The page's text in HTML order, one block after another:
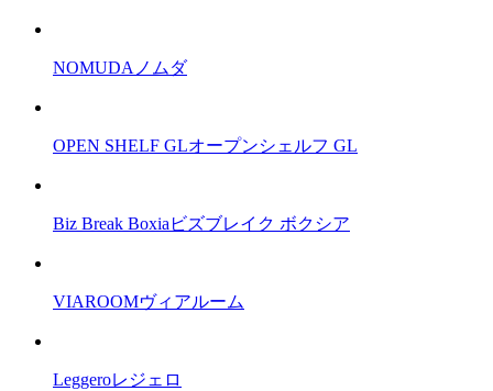
NOMUDA ノムダ
OPEN SHELF GLオープンシェルフ GL
Biz Break Boxia ビズブレイク ボクシア
VIAROOMヴィアルーム
Leggeroレジェロ